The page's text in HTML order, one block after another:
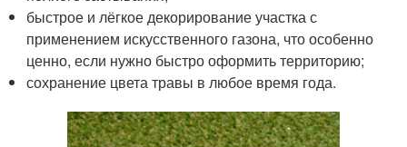
быстрое и лёгкое декорирование участка с
применением искусственного газона, что особенно
ценно, если нужно быстро оформить территорию;
сохранение цвета травы в любое время года.